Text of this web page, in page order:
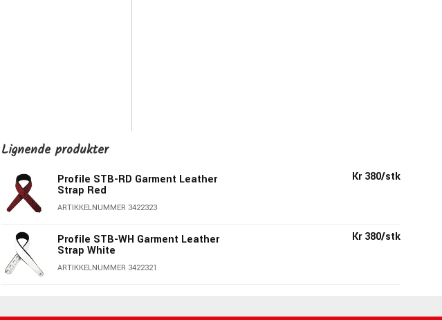
Lignende produkter
Profile STB-RD Garment Leather
Strap Red
ARTIKKELNUMMER 3422323
Kr 380/stk
Profile STB-WH Garment Leather
Strap White
ARTIKKELNUMMER 3422321
Kr 380/stk